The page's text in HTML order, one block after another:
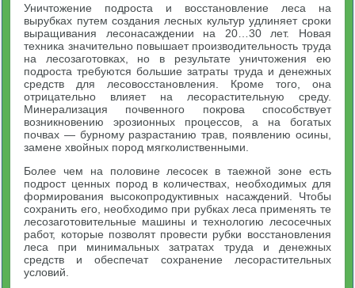
Уничтожение подроста и восстановление леса на
вырубках путем создания лесных культур удлиняет сроки
выращивания лесонасаждении на 20…30 лет. Новая
техника значительно повышает производительность труда
на лесозаготовках, но в результате уничтожения ею
подроста требуются большие затраты труда и денежных
средств для лесовосстановления. Кроме того, она
отрицательно влияет на лесорастительную среду.
Минерализация почвенного покрова способствует
возникновению эрозионных процессов, а на богатых
почвах — бурному разрастанию трав, появлению осины,
замене хвойных пород мягколиственными.
Более чем на половине лесосек в таежной зоне есть
подрост ценных пород в количествах, необходимых для
формирования высокопродуктивных насаждений. Чтобы
сохранить его, необходимо при рубках леса применять те
лесозаготовительные машины и технологию лесосечных
работ, которые позволят провести рубки восстановления
леса при минимальных затратах труда и денежных
средств и обеспечат сохранение лесорастительных
условий.